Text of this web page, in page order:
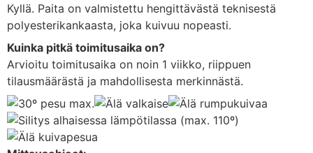
Kyllä. Paita on valmistettu hengittävästä teknisestä
polyesterikankaasta, joka kuivuu nopeasti.
Kuinka pitkä toimitusaika on?
Arvioitu toimitusaika on noin 1 viikko, riippuen
tilausmäärästä ja mahdollisesta merkinnästä.